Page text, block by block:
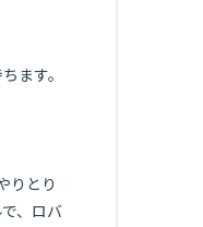
ます。
りとり
、ロバ